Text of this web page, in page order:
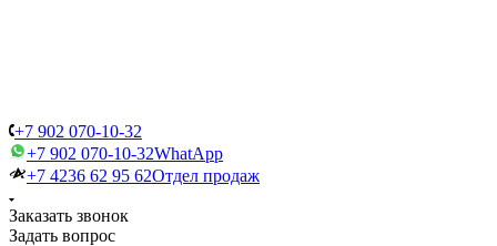
+7 902 070-10-32
+7 902 070-10-32WhatApp
+7 4236 62 95 62Отдел продаж
Заказать звонок
Задать вопрос